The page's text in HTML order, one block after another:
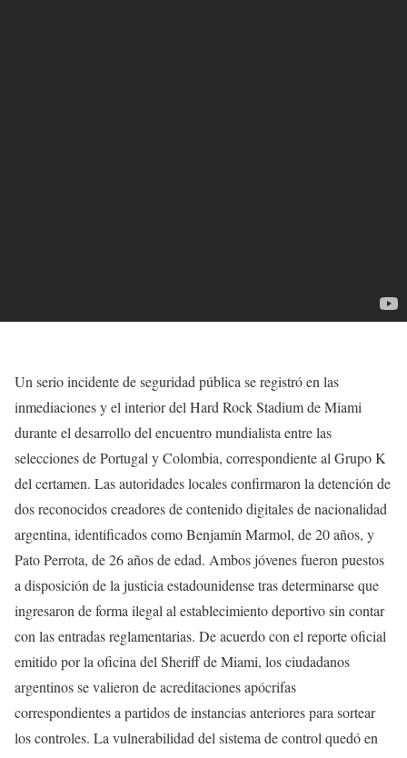
Un serio incidente de seguridad pública se registró en las
inmediaciones y el interior del Hard Rock Stadium de Miami
durante el desarrollo del encuentro mundialista entre las
selecciones de Portugal y Colombia, correspondiente al Grupo K
del certamen. Las autoridades locales confirmaron la detención de
dos reconocidos creadores de contenido digitales de nacionalidad
argentina, identificados como Benjamín Marmol, de 20 años, y
Pato Perrota, de 26 años de edad. Ambos jóvenes fueron puestos
a disposición de la justicia estadounidense tras determinarse que
ingresaron de forma ilegal al establecimiento deportivo sin contar
con las entradas reglamentarias. De acuerdo con el reporte oficial
emitido por la oficina del Sheriff de Miami, los ciudadanos
argentinos se valieron de acreditaciones apócrifas
correspondientes a partidos de instancias anteriores para sortear
los controles. La vulnerabilidad del sistema de control quedó en